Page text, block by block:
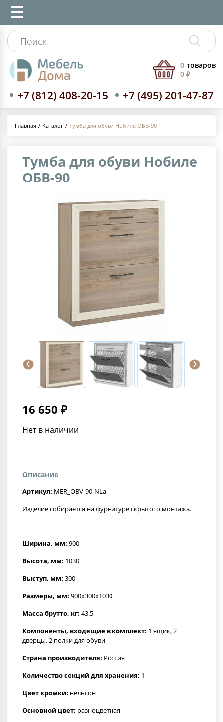
+7 (812) 408-20-15 +7 (495) 201-47-87
0 товаров
0 ₽
Главная Каталог Тумба для обуви Нобиле ОБВ-90
Тумба для обуви Нобиле
ОБВ-90
16 650 ₽
Нет в наличии
Описание
Артикул: MER_OBV-90-NLa
Изделие собирается на фурнитуре скрытого монтажа.
Ширина, мм: 900
Высота, мм: 1030
Выступ, мм: 300
Размеры, мм: 900x300x1030
Масса брутто, кг: 43.5
Компоненты, входящие в комплект: 1 ящик, 2
дверцы, 2 полки для обуви
Страна производителя: Россия
Количество секций для хранения: 1
Цвет кромки: нельсон
Основной цвет: разноцветная